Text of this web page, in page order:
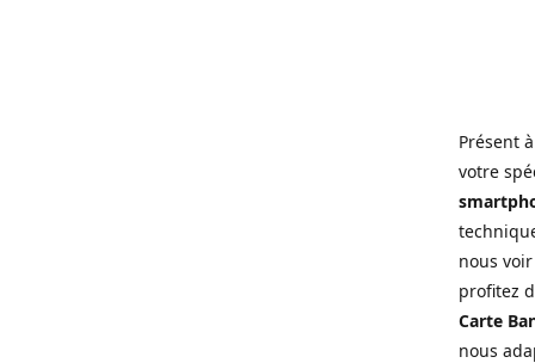
Présent
votre
nous
profitez
Carte
nous